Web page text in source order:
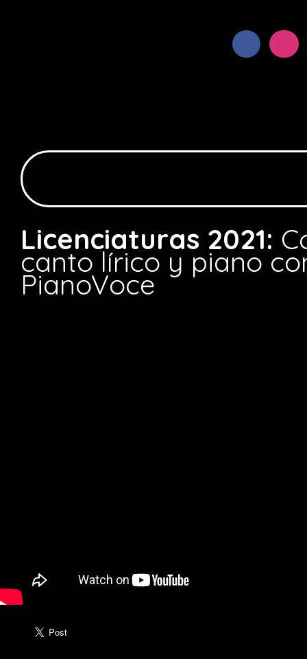
Licenciaturas 2021:
canto lírico y piano
PianoVoce